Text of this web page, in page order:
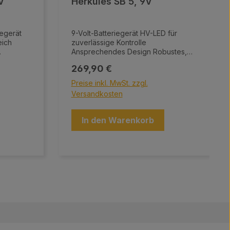
und
9-Volt-Batteriegerät HV-LED für
zuverlässige Kontrolle
Ansprechendes Design Robustes,
Gehäuse Geeignet für empfindliche
Tiere Batteriekasten mit Einsatz für
verschiedene Batteriegrößen
Einfache Bedienung mit
Anschlussset für Zaun- und Erdkabel
(1,5 m) Erdspieß (35 cm)
Regulärer Preis:
269,90 €
Preise inkl. MwSt. zzgl.
Versandkosten
In den Warenkorb